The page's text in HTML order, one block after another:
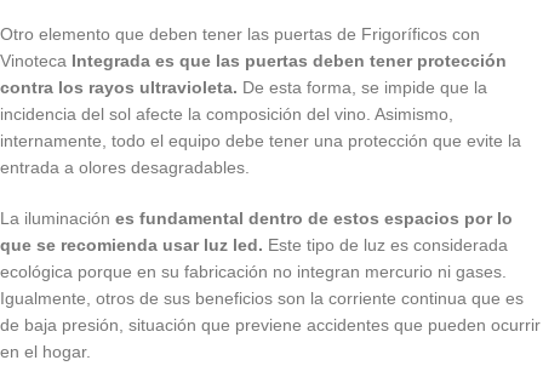
Otro elemento que deben tener las puertas de Frigoríficos con
Vinoteca Integrada es que las puertas deben tener protección
contra los rayos ultravioleta. De esta forma, se impide que la
incidencia del sol afecte la composición del vino. Asimismo,
internamente, todo el equipo debe tener una protección que evite la
entrada a olores desagradables.
La iluminación es fundamental dentro de estos espacios por lo
que se recomienda usar luz led. Este tipo de luz es considerada
ecológica porque en su fabricación no integran mercurio ni gases.
Igualmente, otros de sus beneficios son la corriente continua que es
de baja presión, situación que previene accidentes que pueden ocurrir
en el hogar.